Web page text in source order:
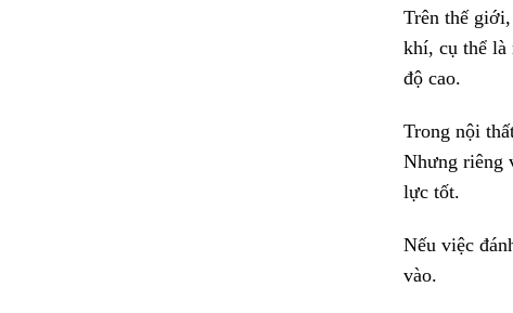
Trên thế
khí, cụ thể là
độ cao.
Trong nội
Nhưng riêng
lực tốt.
Nếu việc
vào.